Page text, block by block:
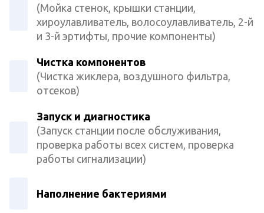
(Мойка стенок, крышки станции,
хироулавливатель, волосоулавливатель, 2-й
и 3-й эртифты, прочие компоненты)
Чистка компонентов
(Чистка жиклера, воздушного фильтра,
отсеков)
Запуск и диагностика
(Запуск станции после обслуживания,
проверка работы всех систем, проверка
работы сигнализации)
Наполнение бактериями